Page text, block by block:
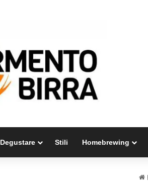
Degustare Stili Homebrewing